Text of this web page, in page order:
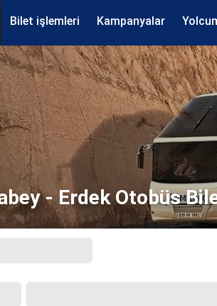
Bilet işlemleri Kampanyalar
- Erdek Otobüs